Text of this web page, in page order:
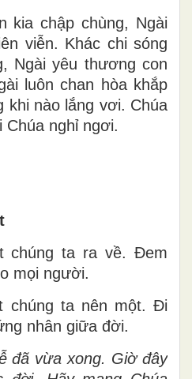
kia chập chùng, Ngài
viễn. Khác chi sóng
Ngài yêu thương con
luôn chan hòa khắp
khi nào lắng vơi. Chúa
nghỉ ngơi.
chúng ta ra về. Đem
mọi người.
chúng ta nên một. Đi
nhân giữa đời.
đã vừa xong. Giờ đây